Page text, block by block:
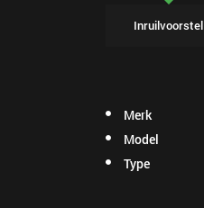
Inruilvoorstel
Merk
Model
Type